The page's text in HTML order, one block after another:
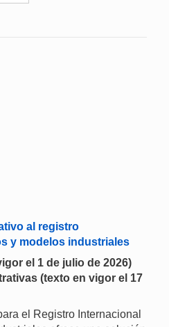
al registro
y modelos industriales
el 1 de julio de 2026)
(texto en vigor el 17
el Registro Internacional